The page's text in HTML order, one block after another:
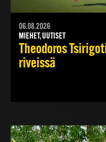
06.08.2026
MIEHET, UUTISET
Theodoros
riveissä